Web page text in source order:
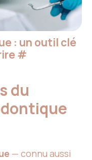
: un outil clé
#
du
— connu aussi